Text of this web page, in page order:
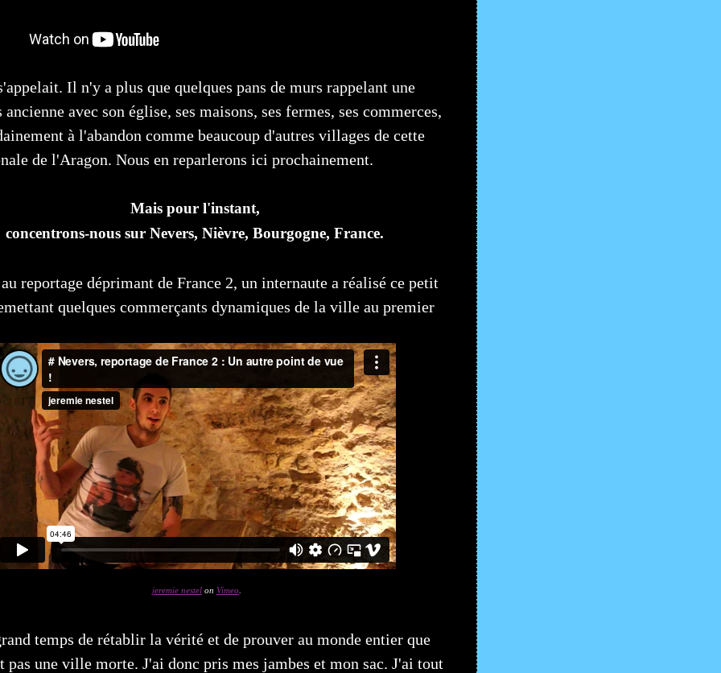
Il n'y a plus que quelques pans de murs rappelant une
avec son église, ses maisons, ses fermes, ses commerces,
à l'abandon comme beaucoup d'autres villages de cette
de l'Aragon. Nous en reparlerons ici prochainement.
Mais pour l'instant,
concentrons-nous sur Nevers, Nièvre, Bourgogne, France.
reportage déprimant de France 2, un internaute a réalisé ce petit
quelques commerçants dynamiques de la ville au premier
jeremie nestel on Vimeo
temps de rétablir la vérité et de prouver au monde entier que
pas une ville morte. J'ai donc pris mes jambes et mon sac. J'ai tout